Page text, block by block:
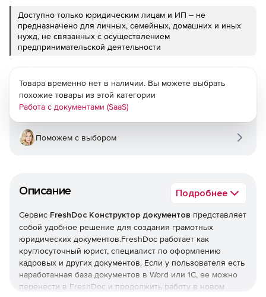
Доступно только юридическим лицам и ИП – не
предназначено для личных, семейных, домашних и иных
нужд, не связанных с осуществлением
предпринимательской деятельности
Описание Подробнее
Сервис FreshDoc Конструктор документов представляет
собой удобное решение для создания грамотных
юридических документов.FreshDoc работает как
круглосуточный юрист, специалист по оформлению
кадровых и других документов. Если у пользователя есть
наработанная база документов в Word или 1С, ее можно
перенести в FreshDoc и продолжить работу в новом
Товара временно нет в наличии. Вы можете выбрать
похожие товары из этой категории
Работа с документами (SaaS)
Поможем с выбором